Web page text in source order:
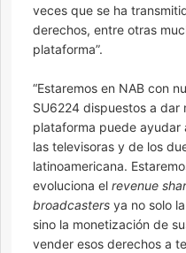
veces que se ha
derechos, entre otras
plataforma”.
“Estaremos en NAB con
SU6224 dispuestos a dar
plataforma puede ayudar
las televisoras y de los
latinoamericana.
evoluciona el revenue
broadcasters ya no solo
sino la monetización de
vender esos derechos a